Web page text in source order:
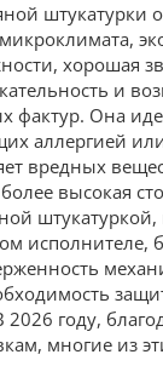
штукатурки
хорошая
и
фактур. Она
аллергией
вредных
высокая
штукатуркой,
исполнителе,
2026 году,
многие из